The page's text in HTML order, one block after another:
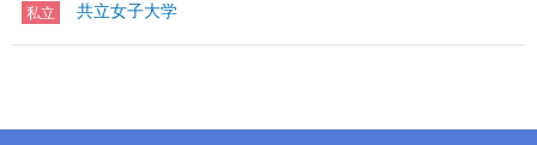
私立 共立女子大学